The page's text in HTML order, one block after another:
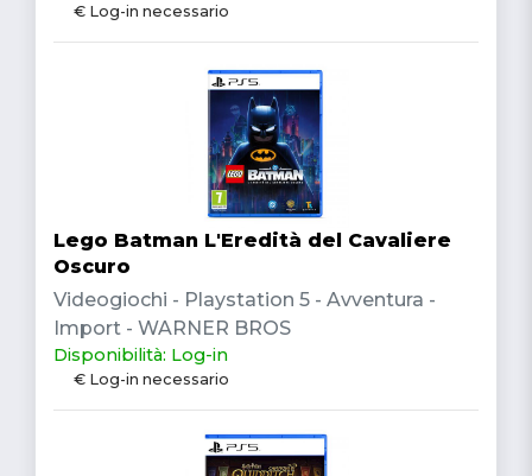
€ Log-in necessario
Lego Batman L'Eredità del Cavaliere
Oscuro
Videogiochi - Playstation 5 - Avventura -
Import - WARNER BROS
Disponibilità: Log-in
€ Log-in necessario